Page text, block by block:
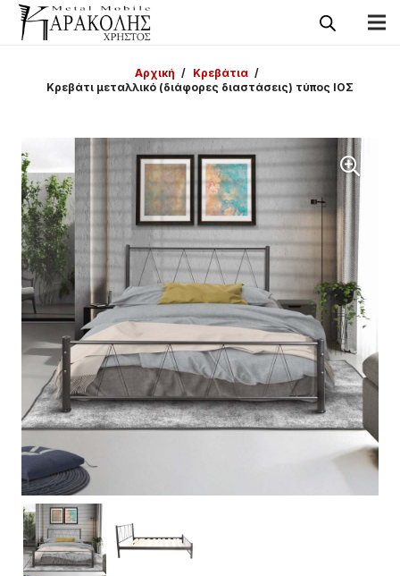
Αρχική / Κρεβάτια /
Κρεβάτι μεταλλικό (διάφορες διαστάσεις) τύπος ΙΟΣ